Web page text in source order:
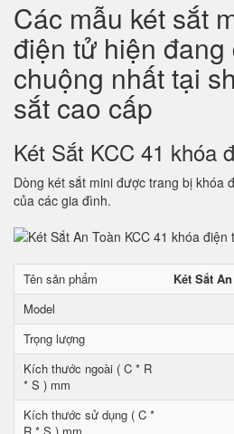
Các mẫu két sắt
điện tử hiện
chuộng nhất tại
sắt cao cấp
Két Sắt KCC 41 khóa
Dòng két sắt mini được trang bị khóa
của các gia đình.
Tên sản phẩm
Két Sắt
Model
Trọng lượng
Kích thước ngoài ( C * R
* S ) mm
Kích thước sử dụng ( C *